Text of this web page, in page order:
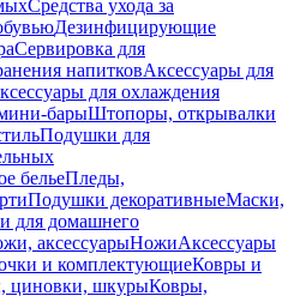
Средства ухода за
Дезинфицирующие
Сервировка для
напитковАксессуары для
для охлаждения
барыШтопоры, открывалки
Подушки для
бельеПледы,
Подушки декоративныеМаски,
для домашнего
аксессуарыНожиАксессуары
и комплектующиеКовры и
циновки, шкурыКовры,